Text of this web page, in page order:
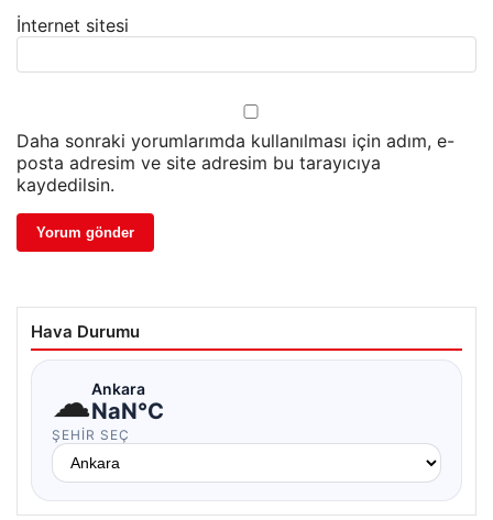
İnternet sitesi
Daha sonraki yorumlarımda kullanılması için adım, e-
posta adresim ve site adresim bu tarayıcıya
kaydedilsin.
Hava Durumu
☁Ankara
NaN°C
ŞEHIR SEÇ